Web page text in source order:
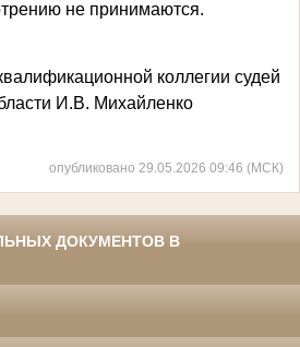
не принимаются.
коллегии судей
И.В. Михайленко
опубликовано 29.05.2026 09:46 (МСК)
ДОКУМЕНТОВ В